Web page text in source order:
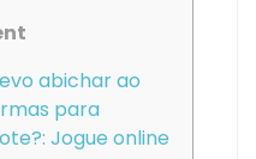
abichar ao
para
Jogue online